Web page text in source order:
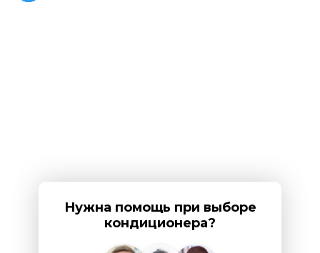
Нужна помощь при выборе
кондиционера?